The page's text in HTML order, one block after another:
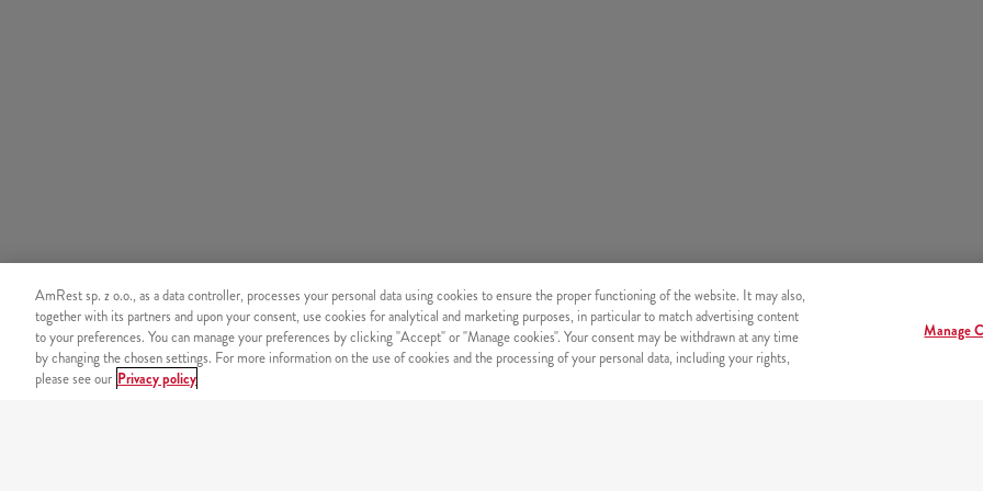
AmRest sp. z o.o., as a data controller, processes your personal data using cookies to ensure the proper functioning of the website. It may also,
together with its partners and upon your consent, use cookies for analytical and marketing purposes, in particular to match advertising content
to your preferences. You can manage your preferences by clicking "Accept" or "Manage cookies". Your consent may be withdrawn at any time
by changing the chosen settings. For more information on the use of cookies and the processing of your personal data, including your rights,
please see our Privacy policy
Manage